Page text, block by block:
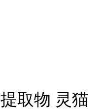
取物 灵猫